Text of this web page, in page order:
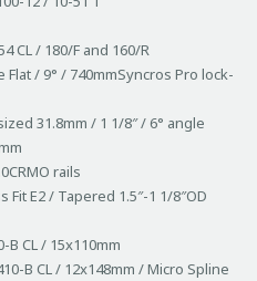
CL / 180/F and 160/R
/ 9° / 740mmSyncros Pro lock-
31.8mm / 1 1/8″ / 6° angle
rails
E2 / Tapered 1.5″-1 1/8″OD
CL / 15x110mm
B CL / 12x148mm / Micro Spline